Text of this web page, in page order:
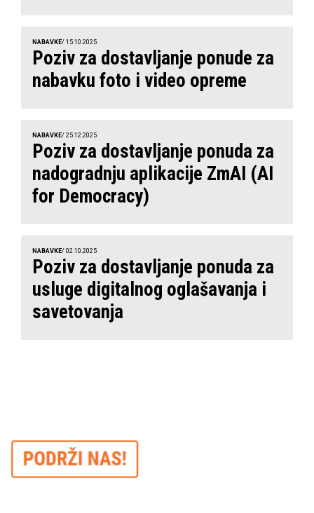
NABAVKE/ 15.10.2025
Poziv za dostavljanje ponude za
nabavku foto i video opreme
NABAVKE/ 25.12.2025
Poziv za dostavljanje ponuda za
nadogradnju aplikacije ZmAI (AI
for Democracy)
NABAVKE/ 02.10.2025
Poziv za dostavljanje ponuda za
usluge digitalnog oglašavanja i
savetovanja